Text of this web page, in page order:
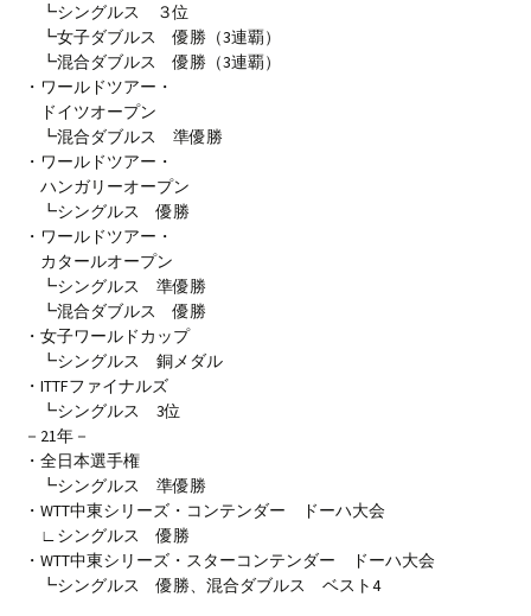
┗シングルス ３位
┗女子ダブルス 優勝（3連覇）
┗混合ダブルス 優勝（3連覇）
・ワールドツアー・
ドイツオープン
┗混合ダブルス 準優勝
・ワールドツアー・
ハンガリーオープン
┗シングルス 優勝
・ワールドツアー・
カタールオープン
┗シングルス 準優勝
┗混合ダブルス 優勝
・女子ワールドカップ
┗シングルス 銅メダル
・ITTFファイナルズ
┗シングルス 3位
－21年－
・全日本選手権
┗シングルス 準優勝
・WTT中東シリーズ・コンテンダー ドーハ大会
∟シングルス 優勝
・WTT中東シリーズ・スターコンテンダー ドーハ大会
┗シングルス 優勝、混合ダブルス ベスト4